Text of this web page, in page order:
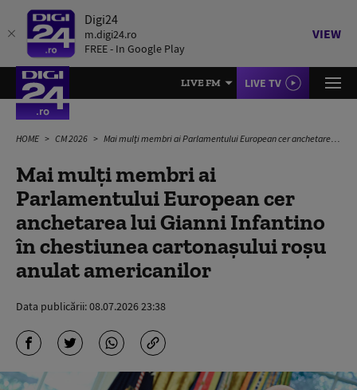
Digi24
m.digi24.ro
FREE - In Google Play
VIEW
LIVE FM LIVE TV
HOME CM 2026 Mai mulți membri ai Parlamentului European cer anchetarea lui Gianni Infantino în chestiunea cartonașului roșu anulat americanilor
Mai mulți membri ai
Parlamentului European cer
anchetarea lui Gianni Infantino
în chestiunea cartonașului roșu
anulat americanilor
Data publicării:08.07.2026 23:38